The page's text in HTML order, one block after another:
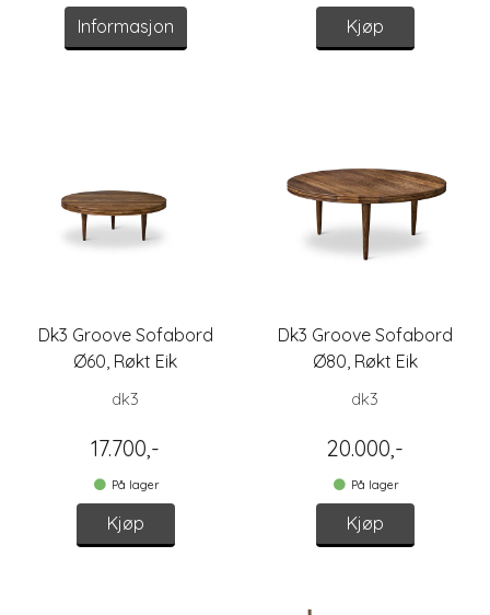
Informasjon Kjøp
Dk3 Groove Sofabord
Ø60, Røkt Eik
dk3
17.700,-
På lager
Kjøp
Dk3 Groove Sofabord
Ø80, Røkt Eik
dk3
20.000,-
På lager
Kjøp